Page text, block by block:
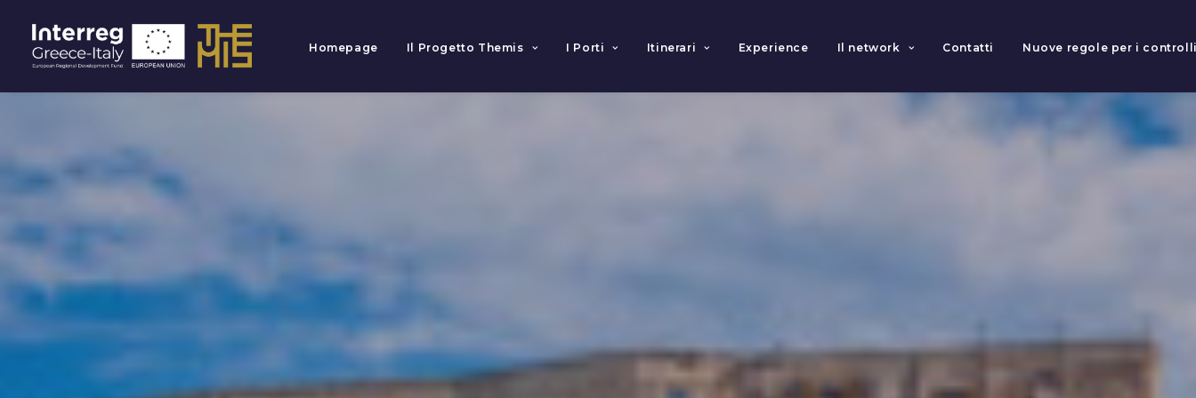
Homepage Il Progetto Themis I Porti Itinerari Experience Il network Contatti Nuove regole per i